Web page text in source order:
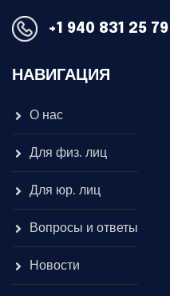
+1 940 831 25 79
НАВИГАЦИЯ
О нас
Для физ. лиц
Для юр. лиц
Вопросы и ответы
Новости